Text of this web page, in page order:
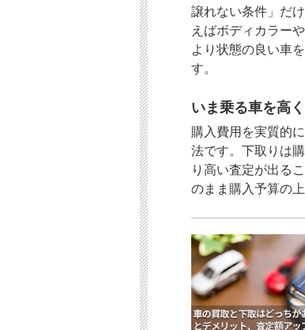
譲れない条件」だ
えばボディカラー
より状態の良い車
す。
いま乗る車を高
購入費用を実質的
法です。下取りは
り高い査定が出る
のまま購入予算の